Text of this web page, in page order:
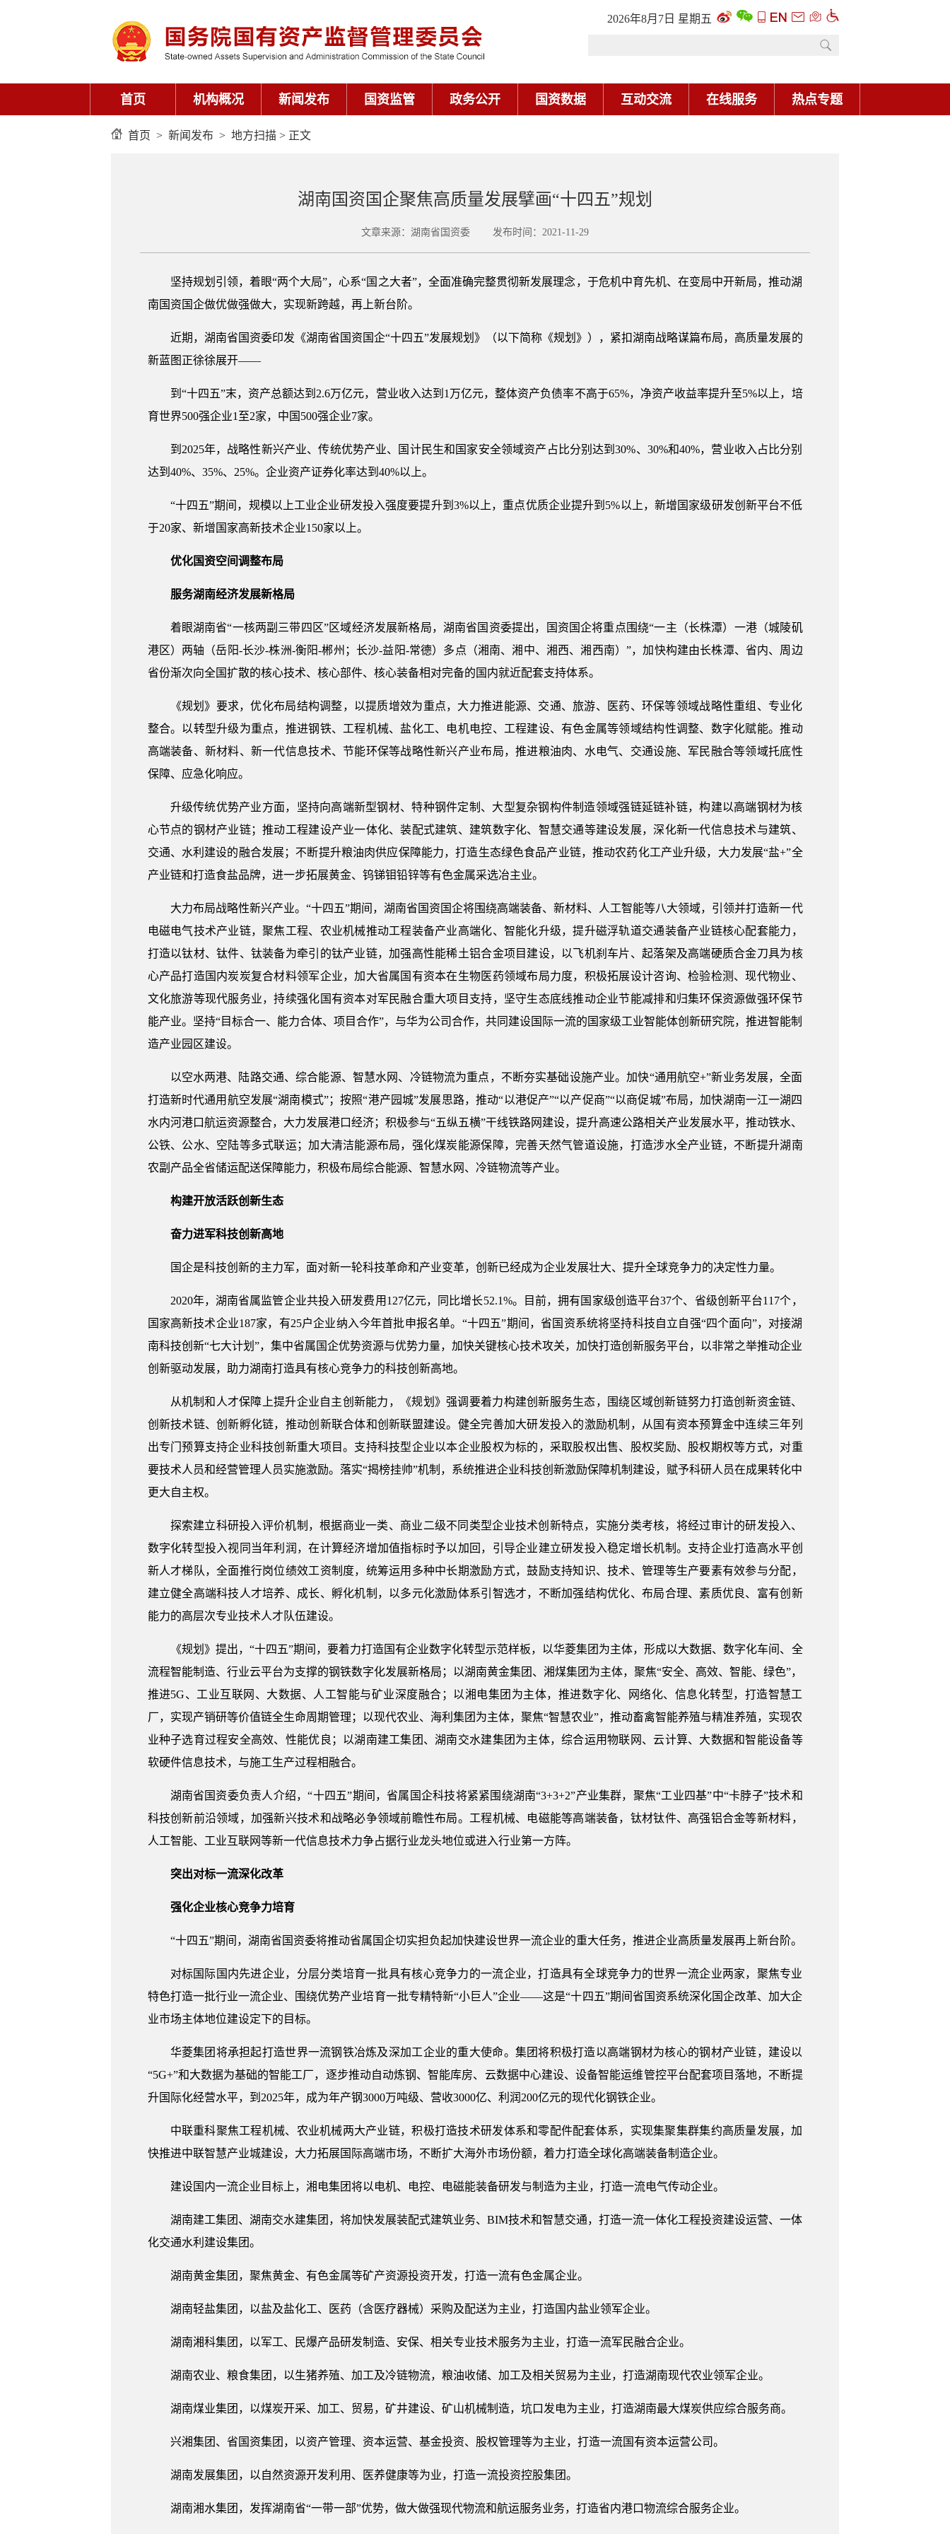
2026年8月7日 星期五
首页 机构概况 新闻发布 国资监管 政务公开 国资数据 互动交流 在线服务 热点专题
首页 > 新闻发布 > 地方扫描 > 正文
湖南国资国企聚焦高质量发展擘画“十四五”规划
文章来源：湖南省国资委 发布时间：2021-11-29
坚持规划引领，着眼“两个大局”，心系“国之大者”，全面准确完整贯彻新发展理念，于危机中育先机、在变局中开新局，推动湖
南国资国企做优做强做大，实现新跨越，再上新台阶。
近期，湖南省国资委印发《湖南省国资国企“十四五”发展规划》（以下简称《规划》），紧扣湖南战略谋篇布局，高质量发展的
新蓝图正徐徐展开——
到“十四五”末，资产总额达到2.6万亿元，营业收入达到1万亿元，整体资产负债率不高于65%，净资产收益率提升至5%以上，培
育世界500强企业1至2家，中国500强企业7家。
到2025年，战略性新兴产业、传统优势产业、国计民生和国家安全领域资产占比分别达到30%、30%和40%，营业收入占比分别
达到40%、35%、25%。企业资产证券化率达到40%以上。
“十四五”期间，规模以上工业企业研发投入强度要提升到3%以上，重点优质企业提升到5%以上，新增国家级研发创新平台不低
于20家、新增国家高新技术企业150家以上。
优化国资空间调整布局
服务湖南经济发展新格局
着眼湖南省“一核两副三带四区”区域经济发展新格局，湖南省国资委提出，国资国企将重点围绕“一主（长株潭）一港（城陵矶
港区）两轴（岳阳-长沙-株洲-衡阳-郴州；长沙-益阳-常德）多点（湘南、湘中、湘西、湘西南）”，加快构建由长株潭、省内、周边
省份渐次向全国扩散的核心技术、核心部件、核心装备相对完备的国内就近配套支持体系。
《规划》要求，优化布局结构调整，以提质增效为重点，大力推进能源、交通、旅游、医药、环保等领域战略性重组、专业化
整合。以转型升级为重点，推进钢铁、工程机械、盐化工、电机电控、工程建设、有色金属等领域结构性调整、数字化赋能。推动
高端装备、新材料、新一代信息技术、节能环保等战略性新兴产业布局，推进粮油肉、水电气、交通设施、军民融合等领域托底性
保障、应急化响应。
升级传统优势产业方面，坚持向高端新型钢材、特种钢件定制、大型复杂钢构件制造领域强链延链补链，构建以高端钢材为核
心节点的钢材产业链；推动工程建设产业一体化、装配式建筑、建筑数字化、智慧交通等建设发展，深化新一代信息技术与建筑、
交通、水利建设的融合发展；不断提升粮油肉供应保障能力，打造生态绿色食品产业链，推动农药化工产业升级，大力发展“盐+”全
产业链和打造食盐品牌，进一步拓展黄金、钨锑钼铅锌等有色金属采选冶主业。
大力布局战略性新兴产业。“十四五”期间，湖南省国资国企将围绕高端装备、新材料、人工智能等八大领域，引领并打造新一代
电磁电气技术产业链，聚焦工程、农业机械推动工程装备产业高端化、智能化升级，提升磁浮轨道交通装备产业链核心配套能力，
打造以钛材、钛件、钛装备为牵引的钛产业链，加强高性能稀土铝合金项目建设，以飞机刹车片、起落架及高端硬质合金刀具为核
心产品打造国内炭炭复合材料领军企业，加大省属国有资本在生物医药领域布局力度，积极拓展设计咨询、检验检测、现代物业、
文化旅游等现代服务业，持续强化国有资本对军民融合重大项目支持，坚守生态底线推动企业节能减排和归集环保资源做强环保节
能产业。坚持“目标合一、能力合体、项目合作”，与华为公司合作，共同建设国际一流的国家级工业智能体创新研究院，推进智能制
造产业园区建设。
以空水两港、陆路交通、综合能源、智慧水网、冷链物流为重点，不断夯实基础设施产业。加快“通用航空+”新业务发展，全面
打造新时代通用航空发展“湖南模式”；按照“港产园城”发展思路，推动“以港促产”“以产促商”“以商促城”布局，加快湖南一江一湖四
水内河港口航运资源整合，大力发展港口经济；积极参与“五纵五横”干线铁路网建设，提升高速公路相关产业发展水平，推动铁水、
公铁、公水、空陆等多式联运；加大清洁能源布局，强化煤炭能源保障，完善天然气管道设施，打造涉水全产业链，不断提升湖南
农副产品全省储运配送保障能力，积极布局综合能源、智慧水网、冷链物流等产业。
构建开放活跃创新生态
奋力进军科技创新高地
国企是科技创新的主力军，面对新一轮科技革命和产业变革，创新已经成为企业发展壮大、提升全球竞争力的决定性力量。
2020年，湖南省属监管企业共投入研发费用127亿元，同比增长52.1%。目前，拥有国家级创造平台37个、省级创新平台117个，
国家高新技术企业187家，有25户企业纳入今年首批申报名单。“十四五”期间，省国资系统将坚持科技自立自强“四个面向”，对接湖
南科技创新“七大计划”，集中省属国企优势资源与优势力量，加快关键核心技术攻关，加快打造创新服务平台，以非常之举推动企业
创新驱动发展，助力湖南打造具有核心竞争力的科技创新高地。
从机制和人才保障上提升企业自主创新能力，《规划》强调要着力构建创新服务生态，围绕区域创新链努力打造创新资金链、
创新技术链、创新孵化链，推动创新联合体和创新联盟建设。健全完善加大研发投入的激励机制，从国有资本预算金中连续三年列
出专门预算支持企业科技创新重大项目。支持科技型企业以本企业股权为标的，采取股权出售、股权奖励、股权期权等方式，对重
要技术人员和经营管理人员实施激励。落实“揭榜挂帅”机制，系统推进企业科技创新激励保障机制建设，赋予科研人员在成果转化中
更大自主权。
探索建立科研投入评价机制，根据商业一类、商业二级不同类型企业技术创新特点，实施分类考核，将经过审计的研发投入、
数字化转型投入视同当年利润，在计算经济增加值指标时予以加回，引导企业建立研发投入稳定增长机制。支持企业打造高水平创
新人才梯队，全面推行岗位绩效工资制度，统筹运用多种中长期激励方式，鼓励支持知识、技术、管理等生产要素有效参与分配，
建立健全高端科技人才培养、成长、孵化机制，以多元化激励体系引智选才，不断加强结构优化、布局合理、素质优良、富有创新
能力的高层次专业技术人才队伍建设。
《规划》提出，“十四五”期间，要着力打造国有企业数字化转型示范样板，以华菱集团为主体，形成以大数据、数字化车间、全
流程智能制造、行业云平台为支撑的钢铁数字化发展新格局；以湖南黄金集团、湘煤集团为主体，聚焦“安全、高效、智能、绿色”，
推进5G、工业互联网、大数据、人工智能与矿业深度融合；以湘电集团为主体，推进数字化、网络化、信息化转型，打造智慧工
厂，实现产销研等价值链全生命周期管理；以现代农业、海利集团为主体，聚焦“智慧农业”，推动畜禽智能养殖与精准养殖，实现农
业种子选育过程安全高效、性能优良；以湖南建工集团、湖南交水建集团为主体，综合运用物联网、云计算、大数据和智能设备等
软硬件信息技术，与施工生产过程相融合。
湖南省国资委负责人介绍，“十四五”期间，省属国企科技将紧紧围绕湖南“3+3+2”产业集群，聚焦“工业四基”中“卡脖子”技术和
科技创新前沿领域，加强新兴技术和战略必争领域前瞻性布局。工程机械、电磁能等高端装备，钛材钛件、高强铝合金等新材料，
人工智能、工业互联网等新一代信息技术力争占据行业龙头地位或进入行业第一方阵。
突出对标一流深化改革
强化企业核心竞争力培育
“十四五”期间，湖南省国资委将推动省属国企切实担负起加快建设世界一流企业的重大任务，推进企业高质量发展再上新台阶。
对标国际国内先进企业，分层分类培育一批具有核心竞争力的一流企业，打造具有全球竞争力的世界一流企业两家，聚焦专业
特色打造一批行业一流企业、围绕优势产业培育一批专精特新“小巨人”企业——这是“十四五”期间省国资系统深化国企改革、加大企
业市场主体地位建设定下的目标。
华菱集团将承担起打造世界一流钢铁冶炼及深加工企业的重大使命。集团将积极打造以高端钢材为核心的钢材产业链，建设以
“5G+”和大数据为基础的智能工厂，逐步推动自动炼钢、智能库房、云数据中心建设、设备智能运维管控平台配套项目落地，不断提
升国际化经营水平，到2025年，成为年产钢3000万吨级、营收3000亿、利润200亿元的现代化钢铁企业。
中联重科聚焦工程机械、农业机械两大产业链，积极打造技术研发体系和零配件配套体系，实现集聚集群集约高质量发展，加
快推进中联智慧产业城建设，大力拓展国际高端市场，不断扩大海外市场份额，着力打造全球化高端装备制造企业。
建设国内一流企业目标上，湘电集团将以电机、电控、电磁能装备研发与制造为主业，打造一流电气传动企业。
湖南建工集团、湖南交水建集团，将加快发展装配式建筑业务、BIM技术和智慧交通，打造一流一体化工程投资建设运营、一体
化交通水利建设集团。
湖南黄金集团，聚焦黄金、有色金属等矿产资源投资开发，打造一流有色金属企业。
湖南轻盐集团，以盐及盐化工、医药（含医疗器械）采购及配送为主业，打造国内盐业领军企业。
湖南湘科集团，以军工、民爆产品研发制造、安保、相关专业技术服务为主业，打造一流军民融合企业。
湖南农业、粮食集团，以生猪养殖、加工及冷链物流，粮油收储、加工及相关贸易为主业，打造湖南现代农业领军企业。
湖南煤业集团，以煤炭开采、加工、贸易，矿井建设、矿山机械制造，坑口发电为主业，打造湖南最大煤炭供应综合服务商。
兴湘集团、省国资集团，以资产管理、资本运营、基金投资、股权管理等为主业，打造一流国有资本运营公司。
湖南发展集团，以自然资源开发利用、医养健康等为业，打造一流投资控股集团。
湖南湘水集团，发挥湖南省“一带一部”优势，做大做强现代物流和航运服务业务，打造省内港口物流综合服务企业。